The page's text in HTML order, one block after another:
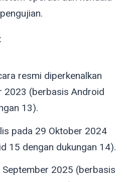
resmi diperkenalkan
2023 (berbasis Android
13).
pada 29 Oktober 2024
15 dengan dukungan 14).
2025 (berbasis